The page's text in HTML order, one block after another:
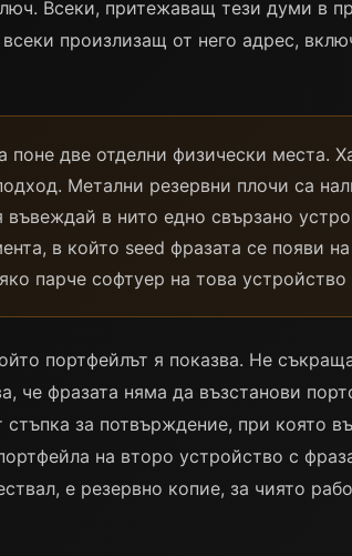
Всеки, притежаващ тези думи в
произлизащ от него адрес,
поне две отделни физически места.
Метални резервни плочи са
в нито едно свързано
в който seed фразата се появи
парче софтуер на това
портфейлът я показва. Не
че фразата няма да възстанови
стъпка за потвърждение, при която
на второ устройство с
е резервно копие, за чиято